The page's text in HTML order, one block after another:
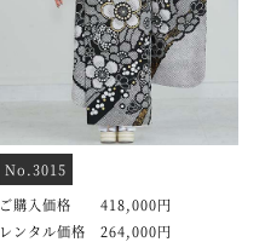
No.3015
ご購入価格 418,000円
レンタル価格 264,000円